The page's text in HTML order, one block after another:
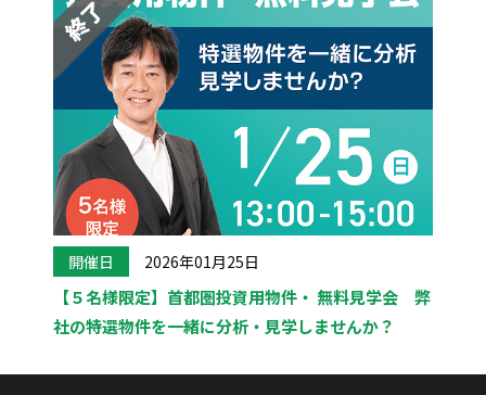
開催日 2026年01月25日
【５名様限定】首都圏投資用物件・ 無料見学会 弊
社の特選物件を一緒に分析・見学しませんか？